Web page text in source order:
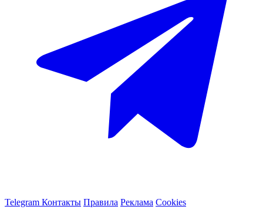
Telegram Контакты Правила Реклама Cookies